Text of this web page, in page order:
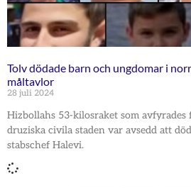
Tolv dödade barn och ungdomar i
måltavlor
28 juli 2024
Hizbollahs 53-kilosraket som
druziska civila staden var avsedd att
stabschef Halevi.